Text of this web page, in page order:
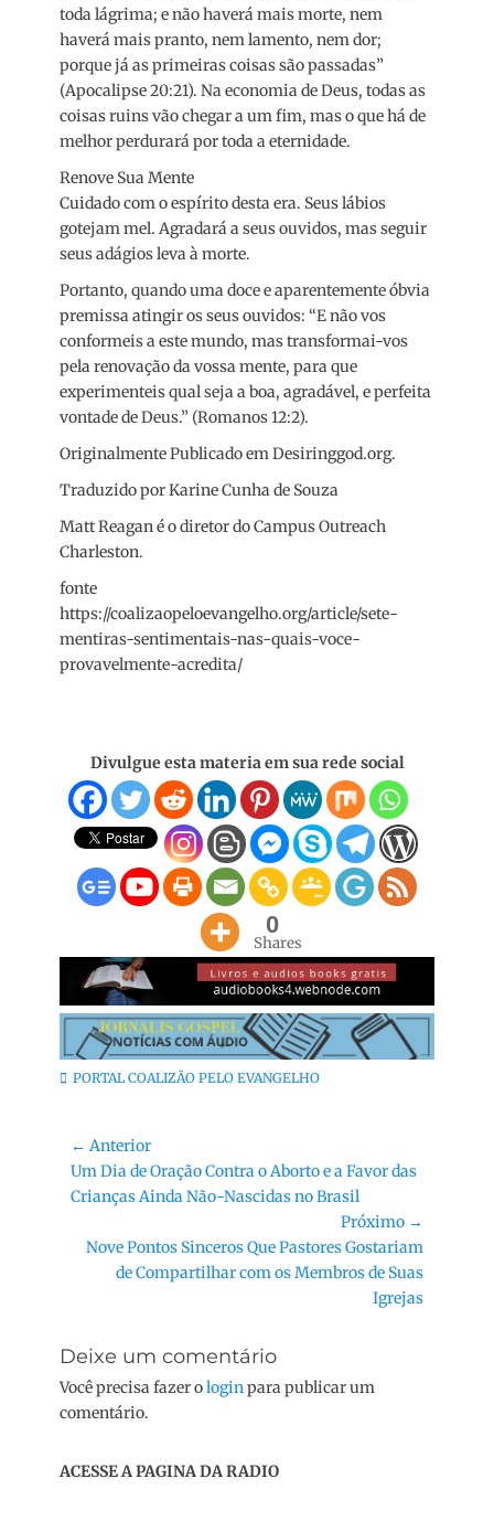
toda lágrima; e não haverá mais morte, nem
haverá mais pranto, nem lamento, nem dor;
porque já as primeiras coisas são passadas”
(Apocalipse 20:21). Na economia de Deus, todas as
coisas ruins vão chegar a um fim, mas o que há de
melhor perdurará por toda a eternidade.
Renove Sua Mente
Cuidado com o espírito desta era. Seus lábios
gotejam mel. Agradará a seus ouvidos, mas seguir
seus adágios leva à morte.
Portanto, quando uma doce e aparentemente óbvia
premissa atingir os seus ouvidos: “E não vos
conformeis a este mundo, mas transformai-vos
pela renovação da vossa mente, para que
experimenteis qual seja a boa, agradável, e perfeita
vontade de Deus.” (Romanos 12:2).
Originalmente Publicado em Desiringgod.org.
Traduzido por Karine Cunha de Souza
Matt Reagan é o diretor do Campus Outreach
Charleston.
fonte
https://coalizaopeloevangelho.org/article/sete-
mentiras-sentimentais-nas-quais-voce-
provavelmente-acredita/
Divulgue esta materia em sua rede social
0
Shares
Categorias:
PORTAL COALIZÃO PELO EVANGELHO
Navegação
de
Post
← Anterior
Post
anterior:
Um Dia de Oração Contra o Aborto e a Favor das
Crianças Ainda Não-Nascidas no Brasil
Próximo →
Próximo
Nove Pontos Sinceros Que Pastores Gostariam
de Compartilhar com os Membros de Suas
Igrejas
Deixe um comentário
Você precisa fazer ologinpara publicar um
comentário.
ACESSE A PAGINA DA RADIO